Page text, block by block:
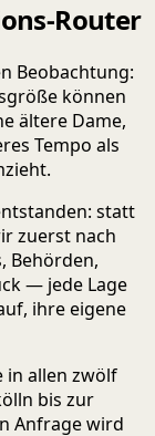
Router
Beobachtung:
können
ältere Dame,
Tempo als
statt
zuerst nach
Behörden,
— jede Lage
ihre eigene
in allen zwölf
bis zur
Anfrage wird